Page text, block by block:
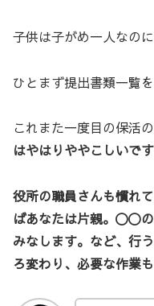
子供は子がめ一人なの
ひとまず提出書類一覧
これまた一度目の保活
はやはりややこしいです
役所の職員さんも慣れ
ばあなたは片親。〇〇
みなします。など、行
ろ変わり、必要な作業